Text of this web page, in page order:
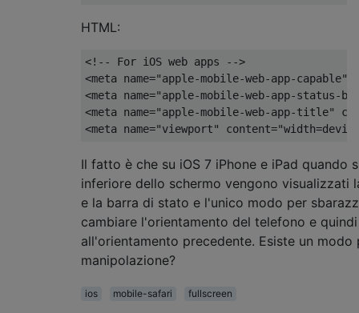
HTML:
<!-- For iOS web apps -->
<meta name="apple-mobile-web-app-capable"
<meta name="apple-mobile-web-app-status-
<meta name="apple-mobile-web-app-title"
<meta name="viewport" content=
Il fatto è che su iOS 7 iPhone e iPad quando
inferiore dello schermo vengono visualizzati
e la barra di stato e l'unico modo per
cambiare l'orientamento del telefono e
all'orientamento precedente. Esiste un modo
manipolazione?
ios mobile-safari fullscreen